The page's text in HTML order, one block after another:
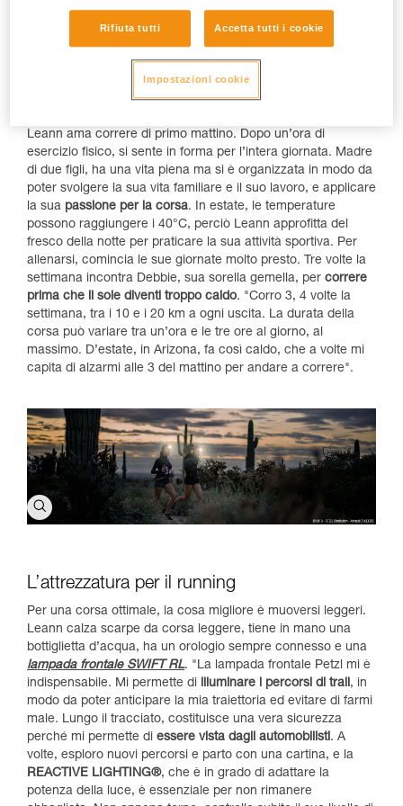
Leann ama correre di primo mattino. Dopo un’ora di
esercizio fisico, si sente in forma per l’intera giornata. Madre
di due figli, ha una vita piena ma si è organizzata in modo da
poter svolgere la sua vita familiare e il suo lavoro, e applicare
la sua passione per la corsa. In estate, le temperature
possono raggiungere i 40°C, perciò Leann approfitta del
fresco della notte per praticare la sua attività sportiva. Per
allenarsi, comincia le sue giornate molto presto. Tre volte la
settimana incontra Debbie, sua sorella gemella, per correre
prima che il sole diventi troppo caldo. "Corro 3, 4 volte la
settimana, tra i 10 e i 20 km a ogni uscita. La durata della
corsa può variare tra un’ora e le tre ore al giorno, al
massimo. D’estate, in Arizona, fa così caldo, che a volte mi
capita di alzarmi alle 3 del mattino per andare a correre".
L’attrezzatura per il running
Per una corsa ottimale, la cosa migliore è muoversi leggeri.
Leann calza scarpe da corsa leggere, tiene in mano una
bottiglietta d’acqua, ha un orologio sempre connesso e una
lampada frontale SWIFT RL. "La lampada frontale Petzl mi è
indispensabile. Mi permette di
illuminare i percorsi di trail , in
modo da poter anticipare la mia traiettoria ed evitare di farmi
male. Lungo il tracciato, costituisce una vera sicurezza
perché mi permette di essere vista dagli automobilisti . A
volte, esploro nuovi percorsi e parto con una cartina, e la
REACTIVE LIGHTING®, che è in grado di adattare la
potenza della luce, è essenziale per non rimanere
Rifiuta tutti Accetta tutti i cookie
Impostazioni cookie